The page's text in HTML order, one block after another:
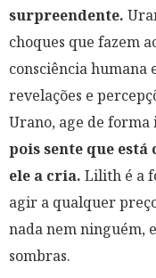
surpreendente.
choques que fazem
consciência humana
revelações e
Urano, age de forma
pois sente que está
ele a cria. Lilith é a
agir a qualquer
nada nem ninguém,
sombras.